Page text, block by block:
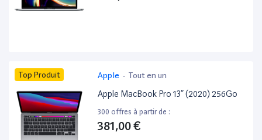
Top Produit Apple - Tout en un
Apple MacBook Pro 13” (2020) 256Go
300 offres à partir de :
381,00 €